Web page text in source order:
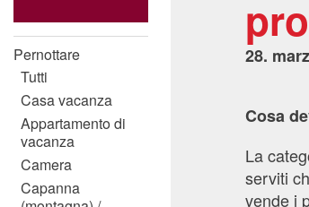
Pernottare
Tutti
Casa vacanza
Appartamento di
vacanza
Camera
Capanna
28.
Cosa
La
serviti
vende i